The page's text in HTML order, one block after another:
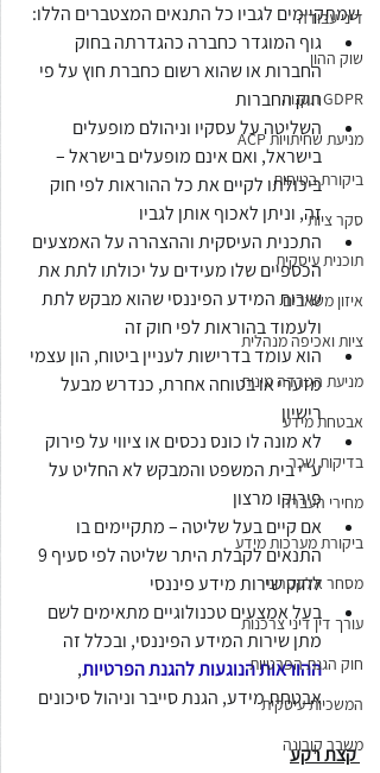
דיני עבודה
שוק ההון
GDPR תקנות
מניעת שחיתויות ACP
ביקורת בטיחות
סקר ציות
תוכנית עיסקית
איזון משאבים
ציות ואכיפה מנהלית
מניעת הטרדה מינית
אבטחת מידע
בדיקות שכר
מחירי העברה
ביקורת מערכות מידע
מסחר אלקטרוני
עורך דין דיני צרכנות
חוק הגנת הפרטיות
המשכיות עיסקית
משבר קורונה
שמתקיימים לגביו כל התנאים המצטברים הללו:
גוף המוגדר כחברה כהגדרתה בחוק
החברות או שהוא רשום כחברת חוץ על פי
חוק החברות
השליטה על עסקיו וניהולם מופעלים
בישראל, ואם אינם מופעלים בישראל –
ביכולתו לקיים את כל ההוראות לפי חוק
זה, וניתן לאכוף אותן לגביו
התכנית העיסקית וההצהרה על האמצעים
הכספיים שלו מעידים על יכולתו לתת את
שירות המידע הפיננסי שהוא מבקש לתת
ולעמוד בהוראות לפי חוק זה
הוא עומד בדרישות לעניין ביטוח, הון עצמי
מזערי או בטוחה אחרת, כנדרש מבעל
רישיון
לא מונה לו כונס נכסים או ציווי על פירוק
ע"י בית המשפט והמבקש לא החליט על
פירוקו מרצון
אם קיים בעל שליטה – מתקיימים בו
לחוק שירות מידע פיננסי
בעל אמצעים טכנולוגיים מתאימים לשם
מתן שירות המידע הפיננסי, ובכלל זה
ההוראות הנוגעות להגנת הפרטיות,
אבטחת מידע, הגנת סייבר וניהול סיכונים
קצת רקע